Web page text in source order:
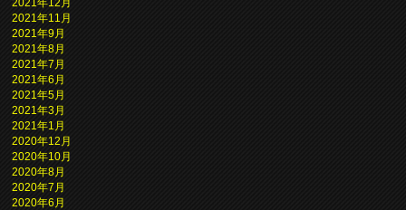
2021年12月
2021年11月
2021年9月
2021年8月
2021年7月
2021年6月
2021年5月
2021年3月
2021年1月
2020年12月
2020年10月
2020年8月
2020年7月
2020年6月